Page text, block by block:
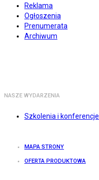
Reklama
Ogłoszenia
Prenumerata
Archiwum
NASZE WYDARZENIA
Szkolenia i konferencje
MAPA STRONY
OFERTA PRODUKTOWA